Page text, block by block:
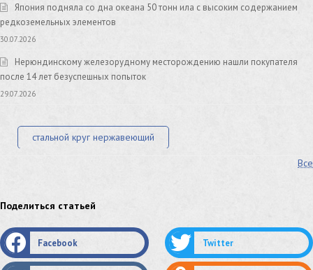
Япония подняла со дна океана 50 тонн ила с высоким содержанием
редкоземельных элементов
30.07.2026
Нерюндинскому железорудному месторождению нашли покупателя
после 14 лет безуспешных попыток
29.07.2026
стальной круг нержавеющий
труба оцинкованная труба нержавеющая
труба стальная сетка нержавеющая
Все
Поделиться статьей
Facebook Twitter